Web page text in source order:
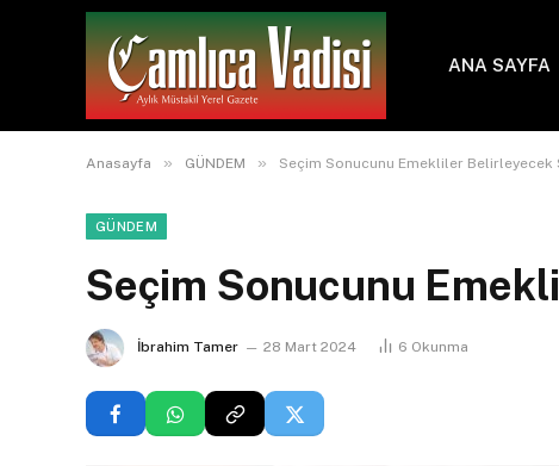
ANA SAYFA
Anasayfa » GÜNDEM » Seçim Sonucunu Emekliler Belirleyecek
GÜNDEM
Seçim Sonucunu
İbrahim Tamer 28 Mart 2024 6 Okunma